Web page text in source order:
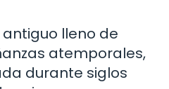
antiguo lleno de
atemporales,
durante siglos